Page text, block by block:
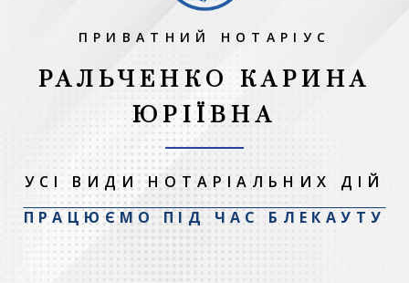
ПРИВАТНИЙ НОТАРІУС
РАЛЬЧЕНКО КАРИНА
ЮРІЇВНА
УСІ ВИДИ НОТАРІАЛЬНИХ ДІЙ
ПРАЦЮЄМО ПІД ЧАС БЛЕКАУТУ